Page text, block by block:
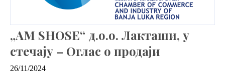
„AM SHOSE“ д.о.о. Лакташи, у
стечају – Оглас о продаји
26/11/2024